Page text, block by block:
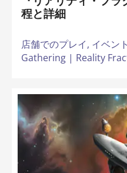
程と詳細
店舗でのプレイ, イベン
Gathering | Reality